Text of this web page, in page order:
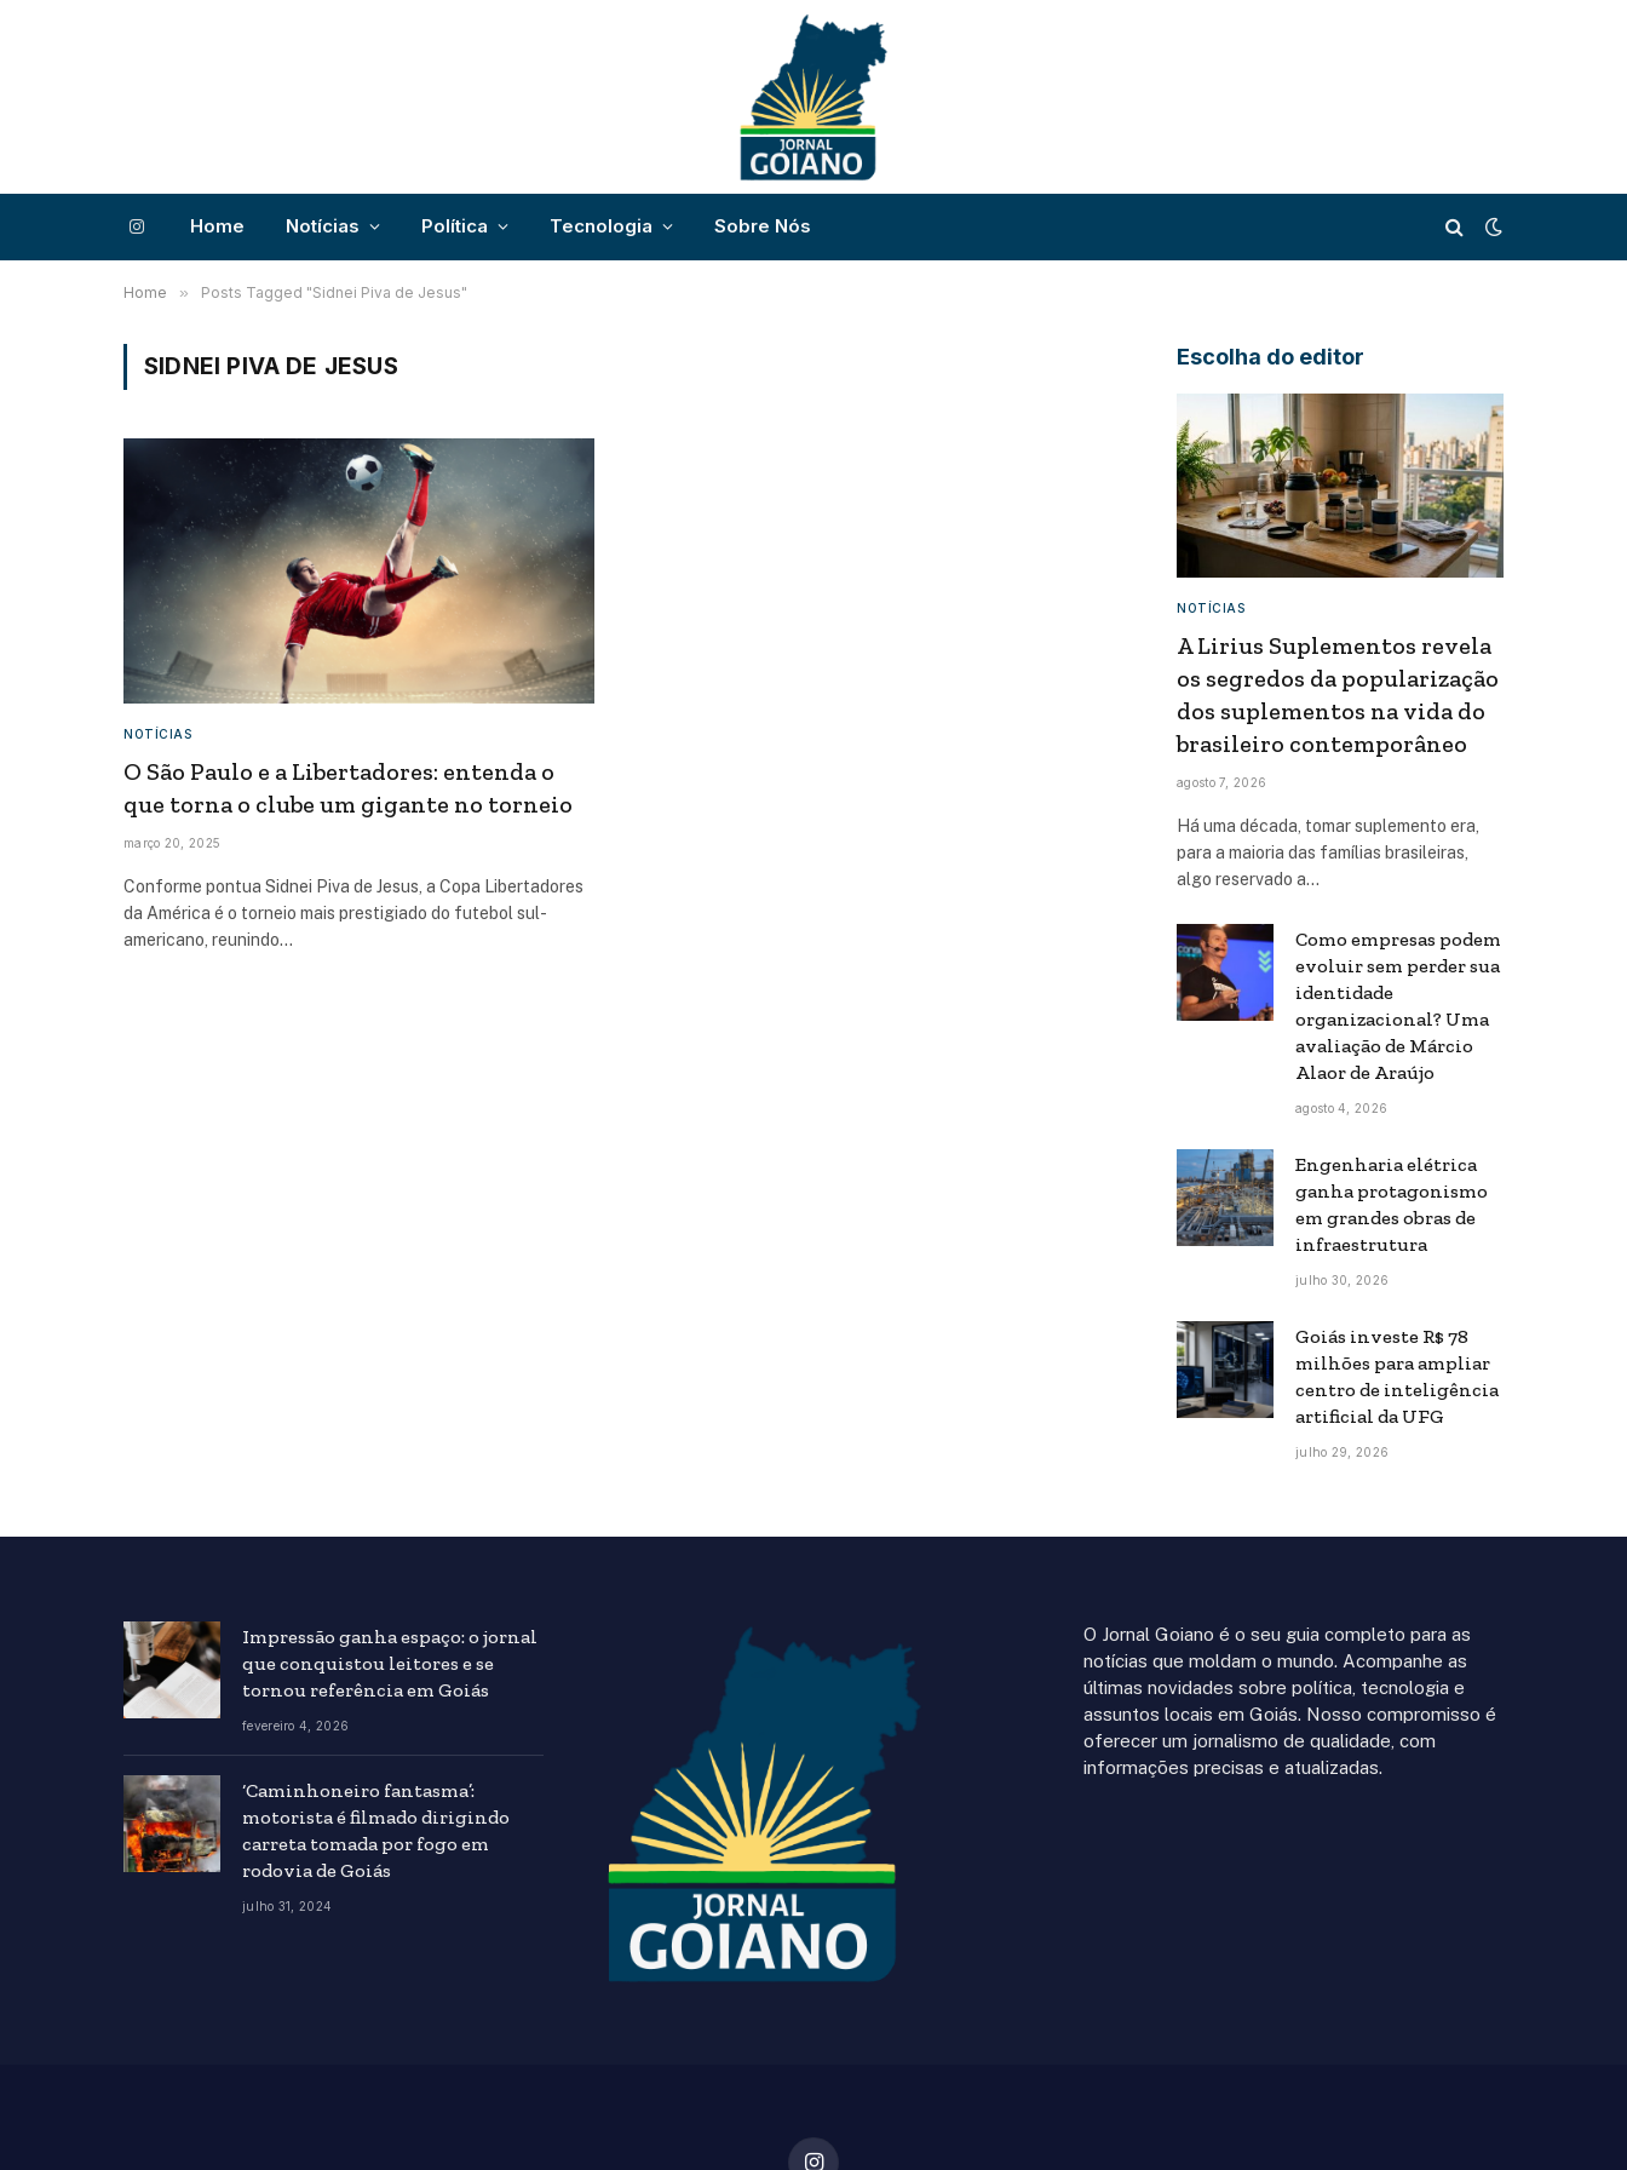
InstagramHome Notícias Política Tecnologia Sobre Nós
Home » Posts Tagged "Sidnei Piva de Jesus"
SIDNEI PIVA DE JESUS
NOTÍCIAS
O São Paulo e a Libertadores: entenda o
que torna o clube um gigante no torneio
março 20, 2025
Conforme pontua Sidnei Piva de Jesus, a Copa Libertadores
da América é o torneio mais prestigiado do futebol sul-
americano, reunindo…
Escolha do editor
NOTÍCIAS
A Lirius Suplementos revela
os segredos da popularização
dos suplementos na vida do
brasileiro contemporâneo
agosto 7, 2026
Há uma década, tomar suplemento era,
para a maioria das famílias brasileiras,
algo reservado a…
Como empresas podem
evoluir sem perder sua
identidade
organizacional? Uma
avaliação de Márcio
Alaor de Araújo
agosto 4, 2026
Engenharia elétrica
ganha protagonismo
em grandes obras de
infraestrutura
julho 30, 2026
Goiás investe R$ 78
milhões para ampliar
centro de inteligência
artificial da UFG
julho 29, 2026
Impressão ganha espaço: o jornal
que conquistou leitores e se
tornou referência em Goiás
fevereiro 4, 2026
‘Caminhoneiro fantasma’:
motorista é filmado dirigindo
carreta tomada por fogo em
rodovia de Goiás
julho 31, 2024
O Jornal Goiano é o seu guia completo para as
notícias que moldam o mundo. Acompanhe as
últimas novidades sobre política, tecnologia e
assuntos locais em Goiás. Nosso compromisso é
oferecer um jornalismo de qualidade, com
informações precisas e atualizadas.